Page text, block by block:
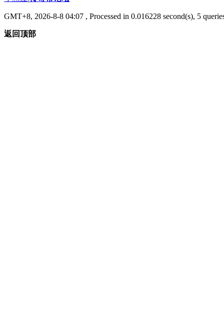
GMT+8, 2026-8-8 04:07 , Processed in 0.016228 second(s), 5
返回顶部